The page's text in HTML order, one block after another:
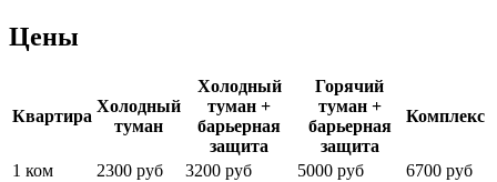
Цены
Квартира
Холодный
туман
Холодный
туман +
барьерная
защита
Горячий
туман +
барьерная
защита
Комплекс
1 ком 2300 руб 3200 руб 5000 руб
6700 руб